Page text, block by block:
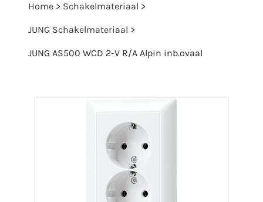
Home > Schakelmateriaal >
JUNG Schakelmateriaal >
JUNG AS500 WCD 2-V R/A Alpin inb.ovaal